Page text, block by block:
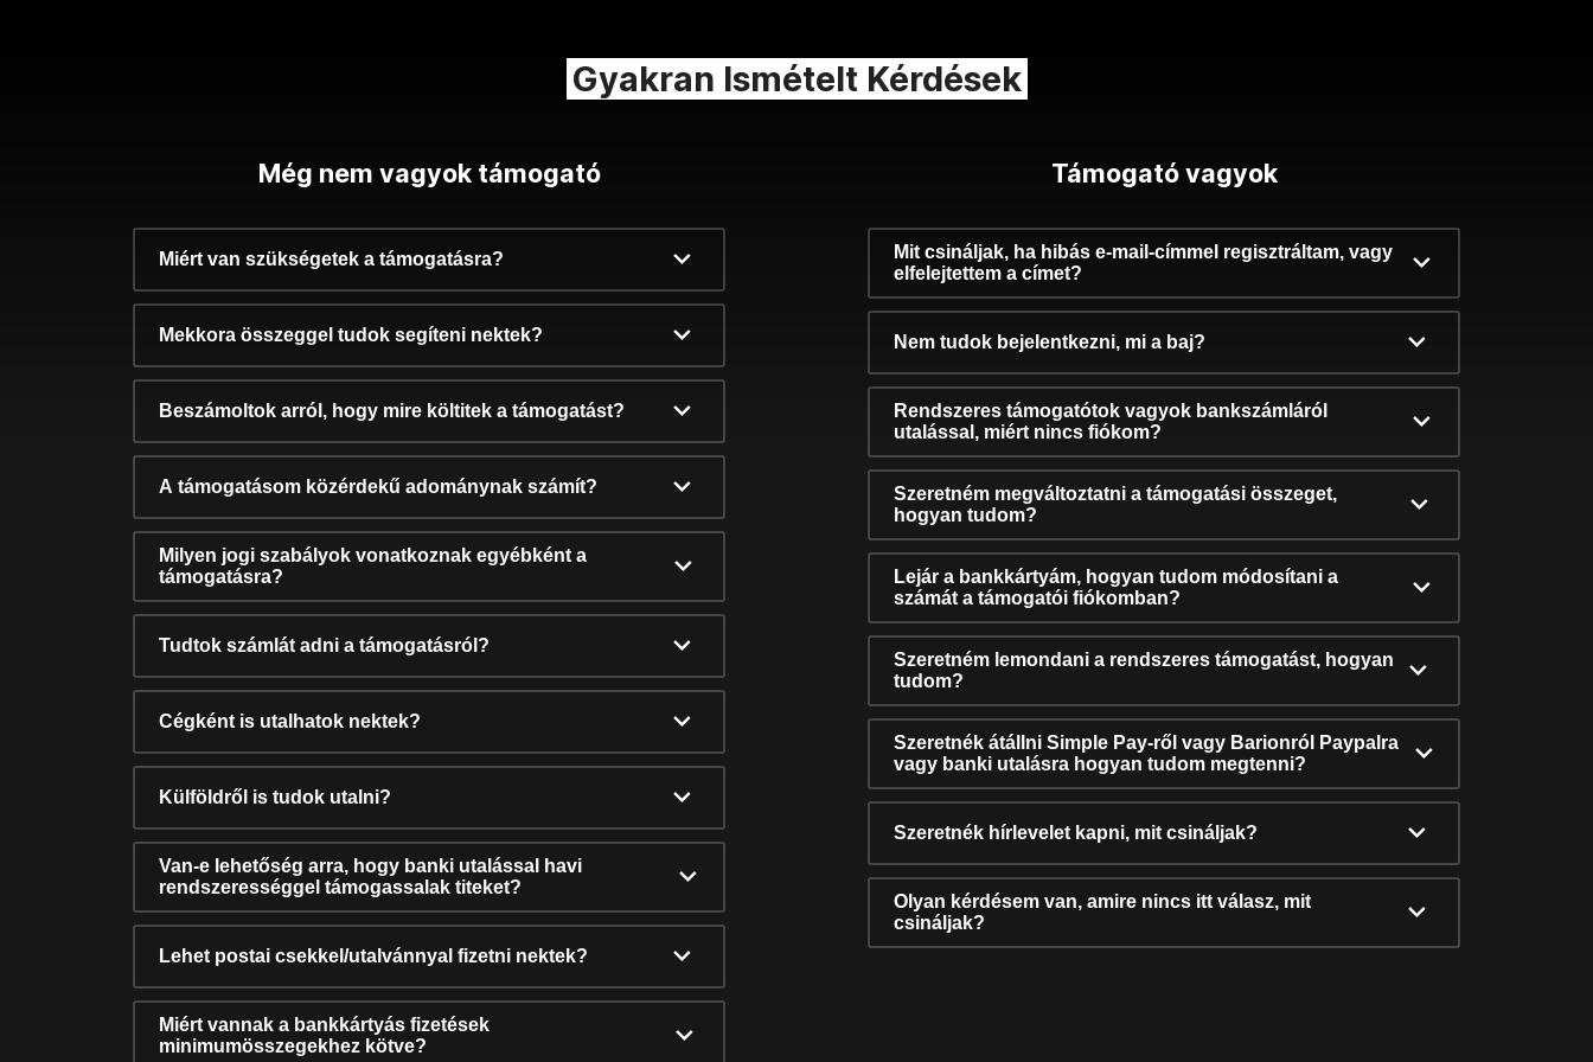
Gyakran Ismételt Kérdések
Még nem vagyok támogató
Miért van szükségetek a támogatásra?
Mekkora összeggel tudok segíteni nektek?
Beszámoltok arról, hogy mire költitek a támogatást?
A támogatásom közérdekű adománynak számít?
Milyen jogi szabályok vonatkoznak egyébként a
támogatásra?
Tudtok számlát adni a támogatásról?
Cégként is utalhatok nektek?
Külföldről is tudok utalni?
Van-e lehetőség arra, hogy banki utalással havi
rendszerességgel támogassalak titeket?
Lehet postai csekkel/utalvánnyal fizetni nektek?
Miért vannak a bankkártyás fizetések
minimumösszegekhez kötve?
Támogató vagyok
Mit csináljak, ha hibás e-mail-címmel regisztráltam, vagy
elfelejtettem a címet?
Nem tudok bejelentkezni, mi a baj?
Rendszeres támogatótok vagyok bankszámláról
utalással, miért nincs fiókom?
Szeretném megváltoztatni a támogatási összeget,
hogyan tudom?
Lejár a bankkártyám, hogyan tudom módosítani a
számát a támogatói fiókomban?
Szeretném lemondani a rendszeres támogatást, hogyan
tudom?
Szeretnék átállni Simple Pay-ről vagy Barionról Paypalra
vagy banki utalásra hogyan tudom megtenni?
Szeretnék hírlevelet kapni, mit csináljak?
Olyan kérdésem van, amire nincs itt válasz, mit
csináljak?